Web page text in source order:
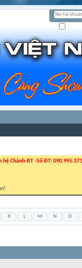
hệ Chánh-BT -Số ĐT:
K L M N O